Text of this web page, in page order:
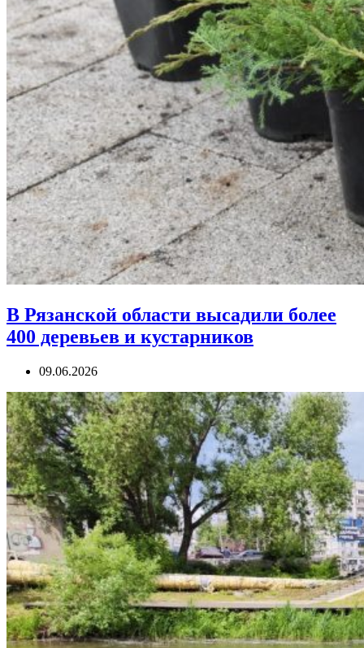
В Рязанской области высадили более
400 деревьев и кустарников
09.06.2026